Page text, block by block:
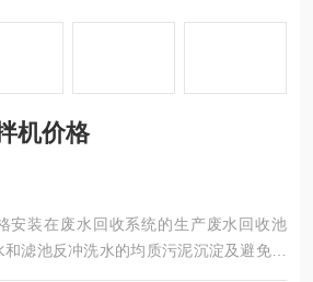
机价格
安装在废水回收系统的生产废水回收池
滤池反冲洗水的均质污泥沉淀及避免产